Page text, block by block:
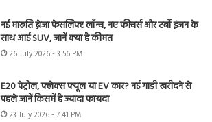
नई मारुति ब्रेजा फेसलिफ्ट लॉन्च, नए फीचर्स और टर्बो इंजन के
साथ आई SUV, जानें क्या है कीमत
26 July 2026 - 3:56 PM
E20 पेट्रोल, फ्लेक्स फ्यूल या EV कार? नई गाड़ी खरीदने से
पहले जानें किसमें है ज्यादा फायदा
23 July 2026 - 7:41 PM